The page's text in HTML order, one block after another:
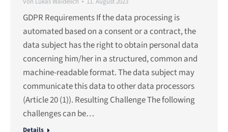
GDPR Requirements If the data processing is
automated based on a consent or a contract, the
data subject has the right to obtain personal data
concerning him/her in a structured, common and
machine-readable format. The data subject may
communicate this data to other data processors
(Article 20 (1)). Resulting Challenge The following
challenges can be…
Details